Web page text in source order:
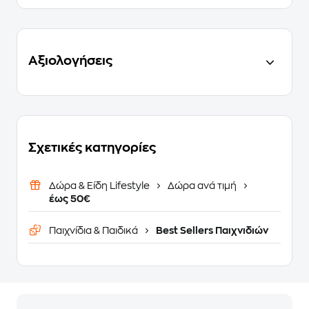
Αξιολογήσεις
Σχετικές κατηγορίες
Δώρα & Είδη Lifestyle
Δώρα ανά τιμή
έως 50€
Παιχνίδια & Παιδικά Best Sellers Παιχνιδιών